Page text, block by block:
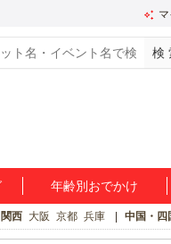
年齢別おでかけ
関西 大阪 京都 兵庫 中国・四